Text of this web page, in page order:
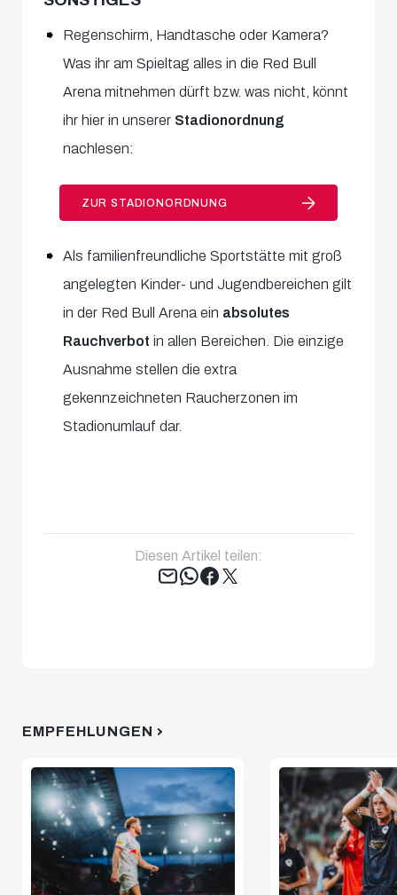
Regenschirm, Handtasche oder Kamera?
Was ihr am Spieltag alles in die Red Bull
Arena mitnehmen dürft bzw. was nicht, könnt
ihr hier in unserer Stadionordnung
nachlesen:
ZUR STADIONORDNUNG
Als familienfreundliche Sportstätte mit groß
angelegten Kinder- und Jugendbereichen gilt
in der Red Bull Arena ein absolutes
Rauchverbot in allen Bereichen. Die einzige
Ausnahme stellen die extra
gekennzeichneten Raucherzonen im
Stadionumlauf dar.
Diesen Artikel teilen:
Tweet
EMPFEHLUNGEN